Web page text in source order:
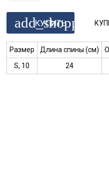
КУПИТЬ
Размер Длина спины (см)
S, 10
24